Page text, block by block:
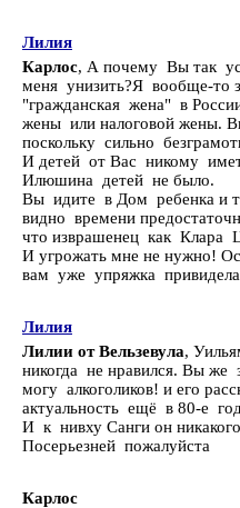
Лилия
Карлос, А почему Вы так
меня унизить?Я вообще-то
"гражданская жена" в
жены или налоговой жены.
поскольку сильно
И детей от Вас никому
Илюшина детей не было.
Вы идите в Дом ребенка и
видно времени
что изврашенец как Клара
И угрожать мне не нужно!
вам уже упряжка
Лилия
Лилии от Вельзевула,
никогда не нравился. Вы же
могу алкоголиков! и его
актуальность ещё в 80-е
И к нивху Санги он
Посерьезней пожалуйста
Карлос